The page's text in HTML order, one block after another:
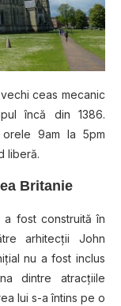
ceas mecanic
încă din 1386.
9am la 5pm
liberă.
Britanie
a fost construită în
arhitecţii John
nu a fost inclus
dintre atracţiile
lui s-a întins pe o